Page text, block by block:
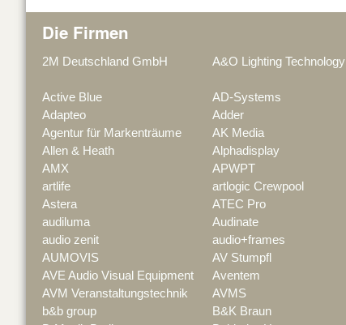
Die Firmen
2M Deutschland GmbH A&O Lighting Technology
Active Blue
AD-Systems
Adapteo
Adder
Agentur für Markenträume
AK Media
Allen & Heath
Alphadisplay
AMX
APWPT
artlife
artlogic Crewpool
Astera
ATEC Pro
audiluma
Audinate
audio zenit
audio+frames
AUMOVIS
AV Stumpfl
AVE Audio Visual Equipment
Aventem
AVM Veranstaltungstechnik
AVMS
b&b group
B&K Braun